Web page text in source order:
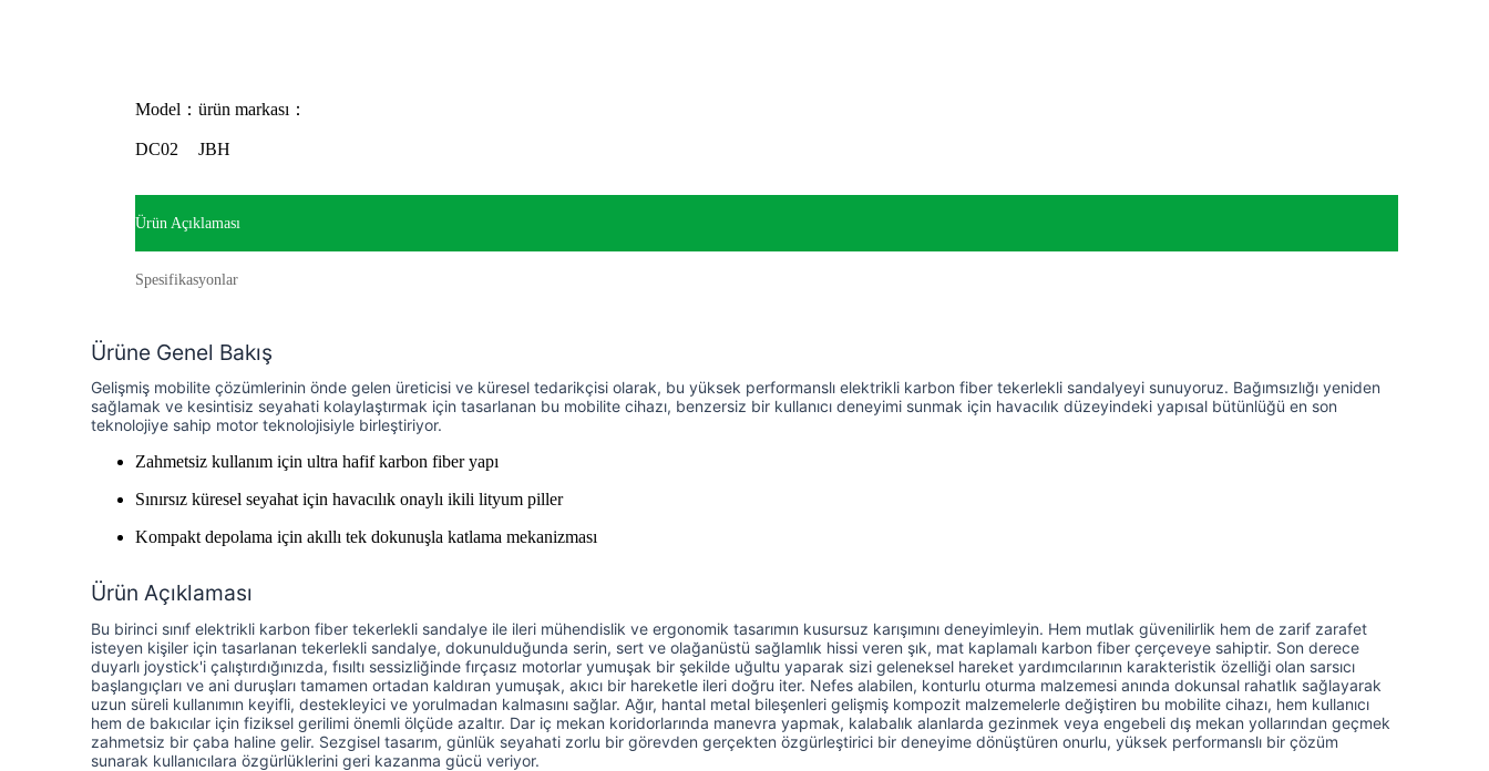
Model：
DC02
ürün markası：
JBH
Ürün Açıklaması
Spesifikasyonlar
Ürüne Genel Bakış
Gelişmiş mobilite çözümlerinin önde gelen üreticisi ve küresel tedarikçisi olarak, bu yüksek performanslı elektrikli karbon fiber tekerlekli sandalyeyi sunuyoruz. Bağımsızlığı yeniden
sağlamak ve kesintisiz seyahati kolaylaştırmak için tasarlanan bu mobilite cihazı, benzersiz bir kullanıcı deneyimi sunmak için havacılık düzeyindeki yapısal bütünlüğü en son
teknolojiye sahip motor teknolojisiyle birleştiriyor.
Zahmetsiz kullanım için ultra hafif karbon fiber yapı
Sınırsız küresel seyahat için havacılık onaylı ikili lityum piller
Kompakt depolama için akıllı tek dokunuşla katlama mekanizması
Ürün Açıklaması
Bu birinci sınıf elektrikli karbon fiber tekerlekli sandalye ile ileri mühendislik ve ergonomik tasarımın kusursuz karışımını deneyimleyin. Hem mutlak güvenilirlik hem de zarif zarafet
isteyen kişiler için tasarlanan tekerlekli sandalye, dokunulduğunda serin, sert ve olağanüstü sağlamlık hissi veren şık, mat kaplamalı karbon fiber çerçeveye sahiptir. Son derece
duyarlı joystick'i çalıştırdığınızda, fısıltı sessizliğinde fırçasız motorlar yumuşak bir şekilde uğultu yaparak sizi geleneksel hareket yardımcılarının karakteristik özelliği olan sarsıcı
başlangıçları ve ani duruşları tamamen ortadan kaldıran yumuşak, akıcı bir hareketle ileri doğru iter. Nefes alabilen, konturlu oturma malzemesi anında dokunsal rahatlık sağlayarak
uzun süreli kullanımın keyifli, destekleyici ve yorulmadan kalmasını sağlar. Ağır, hantal metal bileşenleri gelişmiş kompozit malzemelerle değiştiren bu mobilite cihazı, hem kullanıcı
hem de bakıcılar için fiziksel gerilimi önemli ölçüde azaltır. Dar iç mekan koridorlarında manevra yapmak, kalabalık alanlarda gezinmek veya engebeli dış mekan yollarından geçmek
zahmetsiz bir çaba haline gelir. Sezgisel tasarım, günlük seyahati zorlu bir görevden gerçekten özgürleştirici bir deneyime dönüştüren onurlu, yüksek performanslı bir çözüm
sunarak kullanıcılara özgürlüklerini geri kazanma gücü veriyor.